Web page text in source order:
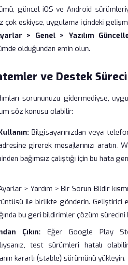
güncel iOS ve Android
çok eskiyse, uygulama içindeki
> Genel > Yazılım
olduğundan emin olun.
ve Destek Süreci
sorununuzu gidermediyse,
söz konusu olabilir:
Bilgisayarınızdan veya
girerek mesajlarınızı aratın.
bağımsız çalıştığı için bu hata
> Yardım > Bir Sorun Bildir
ile birlikte gönderin. Geliştirici
bu geri bildirimler çözüm sürecini
Çıkın: Eğer Google Play
test sürümleri hatalı
kararlı (stable) sürümünü yükleyin.